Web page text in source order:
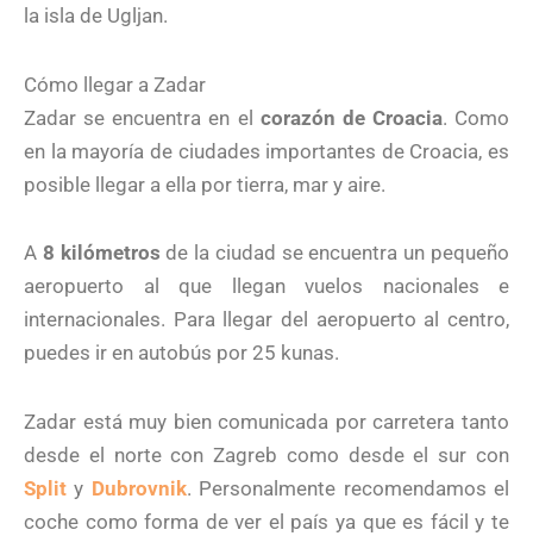
la isla de Ugljan.
Cómo llegar a Zadar
Zadar se encuentra en el corazón de Croacia. Como
en la mayoría de ciudades importantes de Croacia, es
posible llegar a ella por tierra, mar y aire.
A 8 kilómetros de la ciudad se encuentra un pequeño
aeropuerto al que llegan vuelos nacionales e
internacionales. Para llegar del aeropuerto al centro,
puedes ir en autobús por 25 kunas.
Zadar está muy bien comunicada por carretera tanto
desde el norte con Zagreb como desde el sur con
Split y Dubrovnik. Personalmente recomendamos el
coche como forma de ver el país ya que es fácil y te